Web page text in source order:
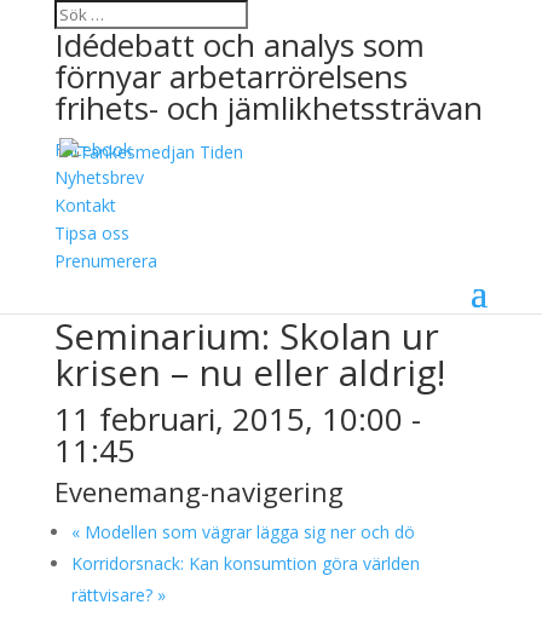
Idédebatt och analys som
förnyar arbetarrörelsens
frihets- och jämlikhetssträvan
Facebook
Nyhetsbrev
Kontakt
Tipsa oss
Prenumerera
« Alla Evenemang
Detta evenemang har redan ägt rum.
Seminarium: Skolan ur
krisen – nu eller aldrig!
11 februari, 2015, 10:00 -
11:45
Evenemang-navigering
«Modellen som vägrar lägga sig ner och dö
Korridorsnack: Kan konsumtion göra världen
rättvisare? »